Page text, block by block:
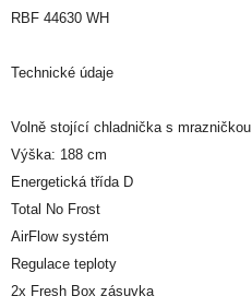
RBF 44630 WH
Technické údaje
Volně stojící chladnička s mrazničkou
Výška: 188 cm
Energetická třída D
Total No Frost
AirFlow systém
Regulace teploty
2x Fresh Box zásuvka